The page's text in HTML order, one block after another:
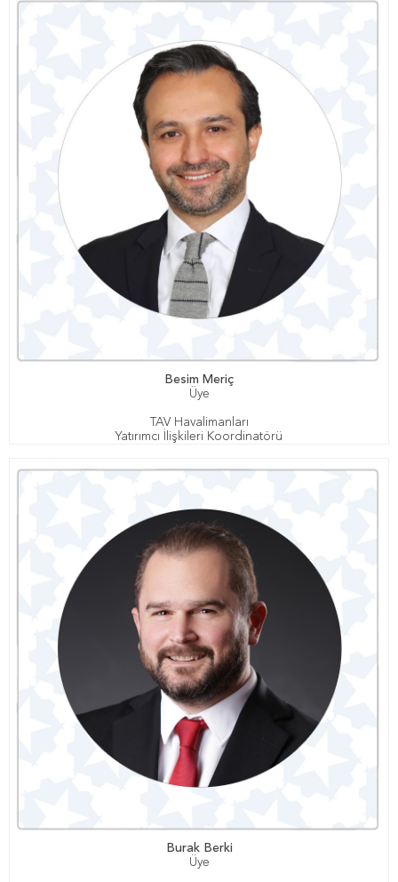
Besim Meriç
Üye
TAV Havalimanları
Yatırımcı İlişkileri Koordinatörü
Burak Berki
Üye